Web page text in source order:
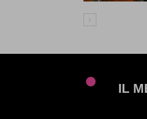
Articolo Successivo